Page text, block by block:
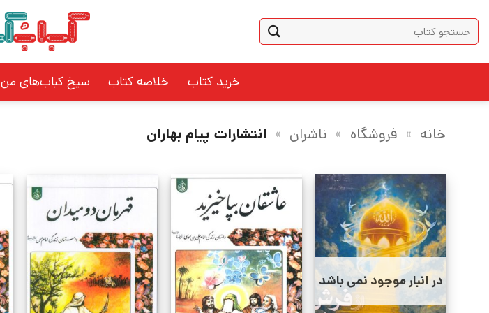
content
جستجو
برای:
خرید کتاب خلاصه کتاب سیخ کباب‌های من
خانه » فروشگاه » ناشران » انتشارات پیام بهاران
در انبار موجود نمی باشد